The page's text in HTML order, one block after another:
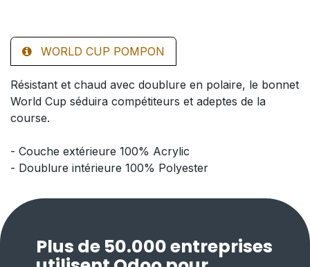
WORLD CUP POMPON
Résistant et chaud avec doublure en polaire, le bonnet
World Cup séduira compétiteurs et adeptes de la
course.
- Couche extérieure 100% Acrylic
- Doublure intérieure 100% Polyester
Plus de 50.000 entreprises